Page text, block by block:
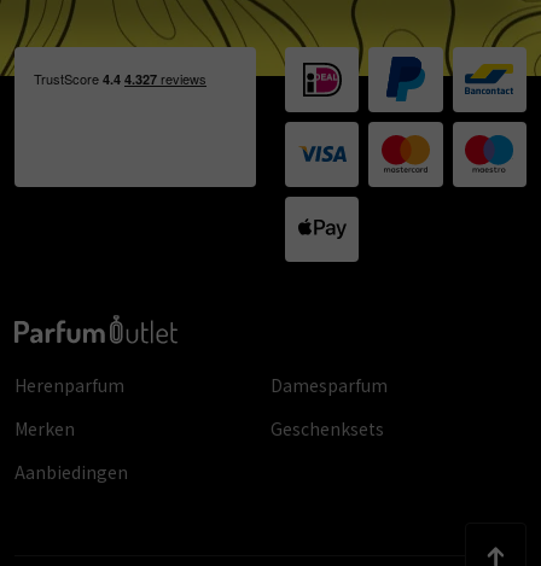
Herenparfum
Damesparfum
Merken
Geschenksets
Aanbiedingen